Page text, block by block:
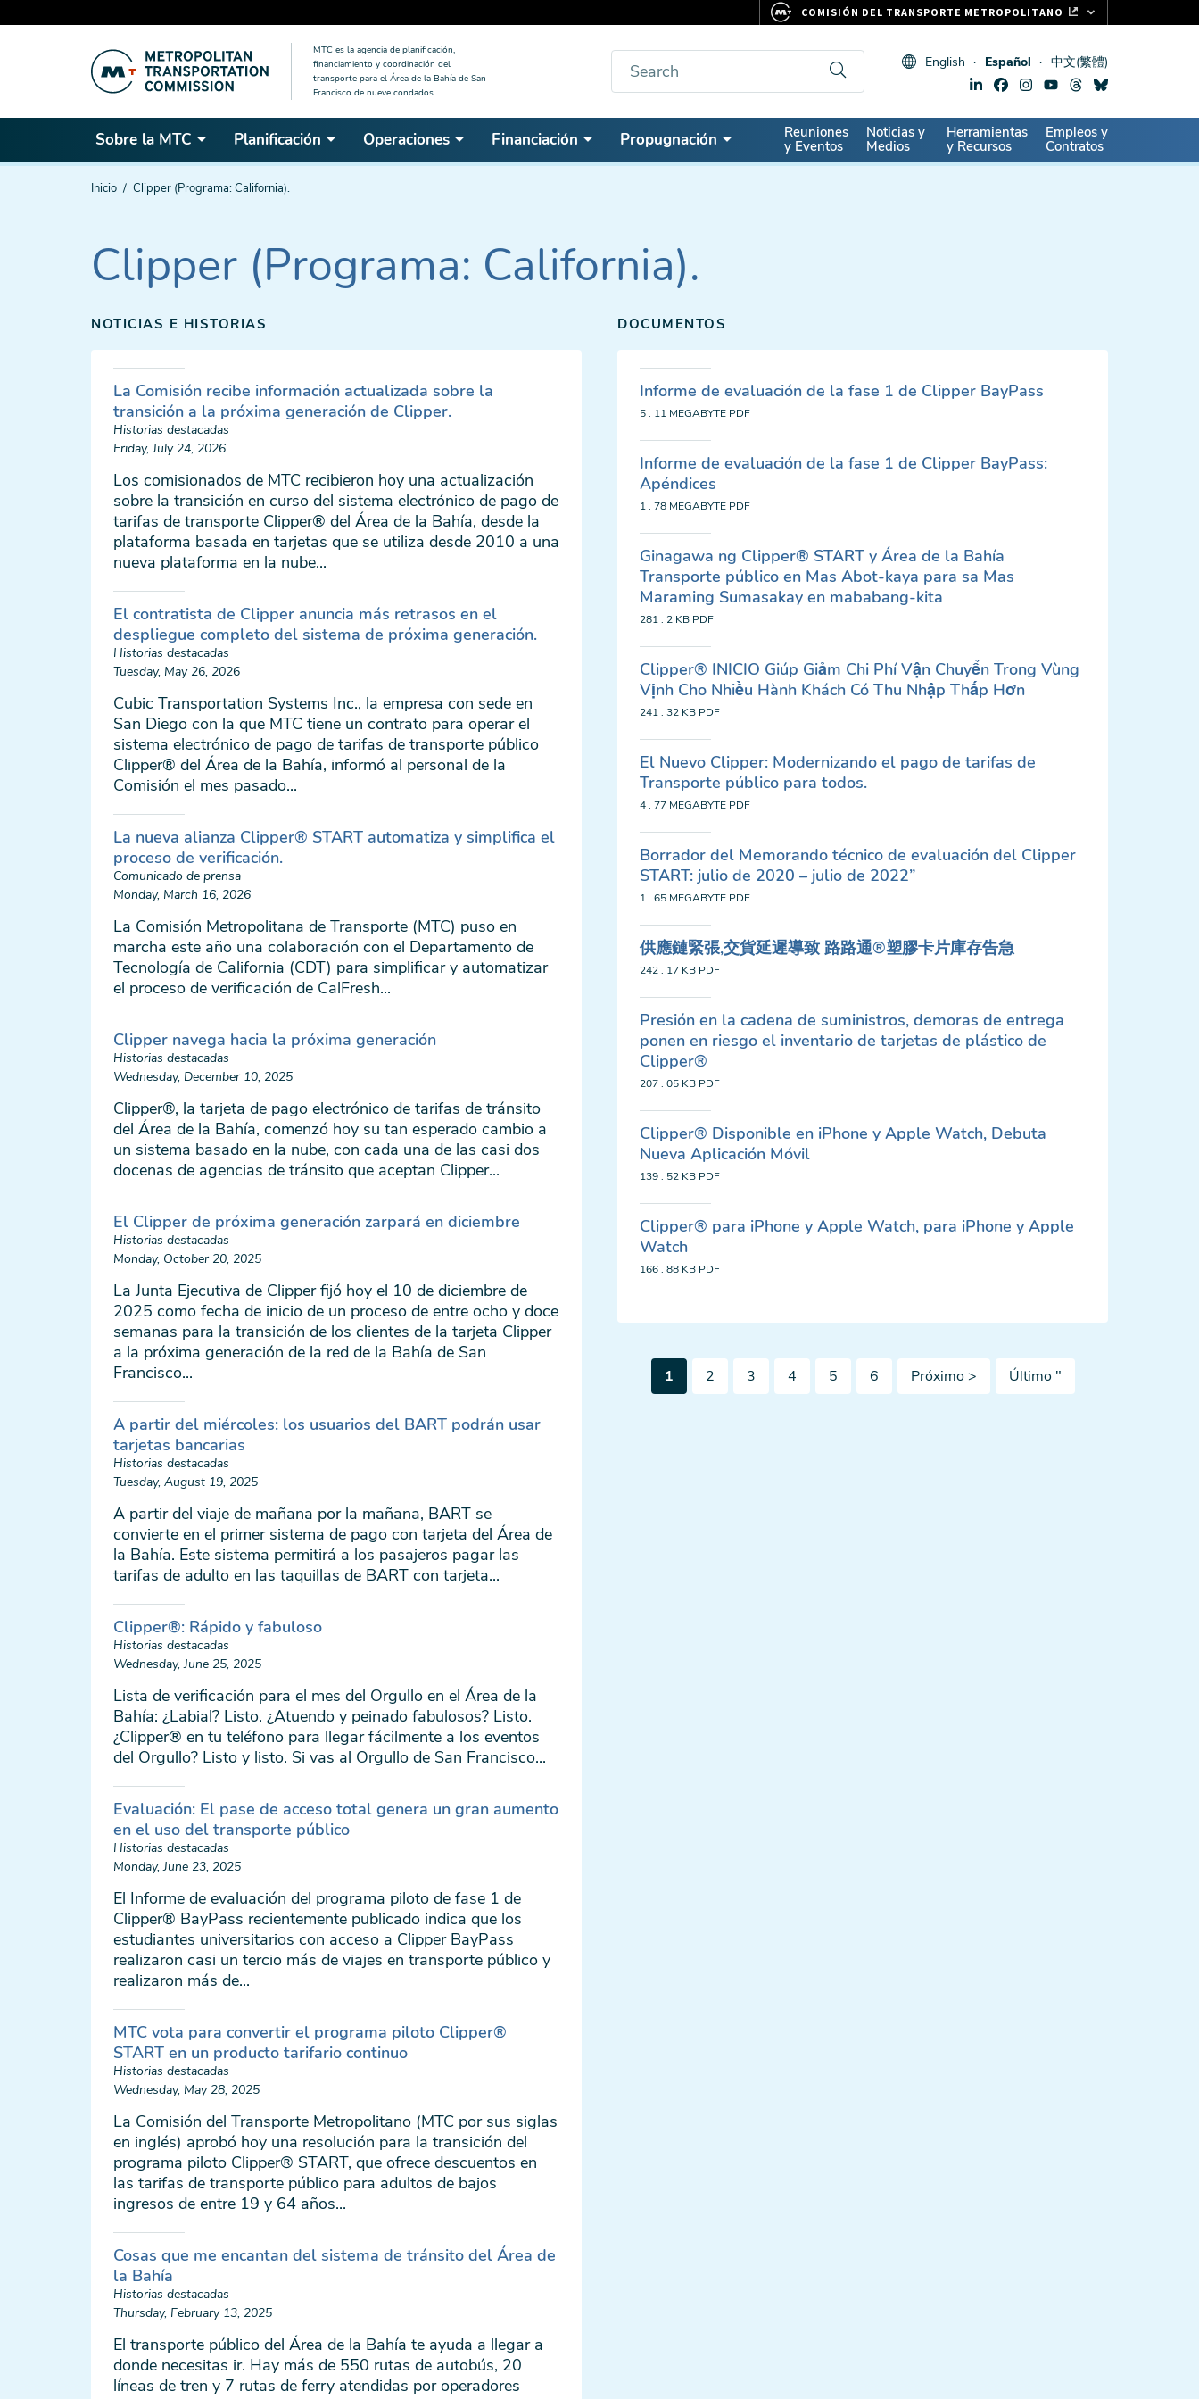
MTC es la agencia de planificación,
financiamiento y coordinación del
transporte para el Área de la Bahía de San
Francisco de nueve condados.
Buscar English Español 中文(繁體)
Sobre la MTC Planificación Operaciones Financiación Propugnación
Secondary
Nav
Reuniones
y Eventos
Noticias y
Medios
Herramientas
y Recursos
Empleos y
Contratos
Estás
Inicio Clipper (Programa: California).
Clipper (Programa: California).
NOTICIAS E HISTORIAS
La Comisión recibe información actualizada sobre la
transición a la próxima generación de Clipper.
Historias destacadas
Friday, July 24, 2026
Los comisionados de MTC recibieron hoy una actualización
sobre la transición en curso del sistema electrónico de pago de
tarifas de transporte Clipper® del Área de la Bahía, desde la
plataforma basada en tarjetas que se utiliza desde 2010 a una
nueva plataforma en la nube...
El contratista de Clipper anuncia más retrasos en el
despliegue completo del sistema de próxima generación.
Historias destacadas
Tuesday, May 26, 2026
Cubic Transportation Systems Inc., la empresa con sede en
San Diego con la que MTC tiene un contrato para operar el
sistema electrónico de pago de tarifas de transporte público
Clipper® del Área de la Bahía, informó al personal de la
Comisión el mes pasado...
La nueva alianza Clipper® START automatiza y simplifica el
proceso de verificación.
Comunicado de prensa
Monday, March 16, 2026
La Comisión Metropolitana de Transporte (MTC) puso en
marcha este año una colaboración con el Departamento de
Tecnología de California (CDT) para simplificar y automatizar
el proceso de verificación de CalFresh...
Clipper navega hacia la próxima generación
Historias destacadas
Wednesday, December 10, 2025
Clipper®, la tarjeta de pago electrónico de tarifas de tránsito
del Área de la Bahía, comenzó hoy su tan esperado cambio a
un sistema basado en la nube, con cada una de las casi dos
docenas de agencias de tránsito que aceptan Clipper...
El Clipper de próxima generación zarpará en diciembre
Historias destacadas
Monday, October 20, 2025
La Junta Ejecutiva de Clipper fijó hoy el 10 de diciembre de
2025 como fecha de inicio de un proceso de entre ocho y doce
semanas para la transición de los clientes de la tarjeta Clipper
a la próxima generación de la red de la Bahía de San
Francisco...
A partir del miércoles: los usuarios del BART podrán usar
tarjetas bancarias
Historias destacadas
Tuesday, August 19, 2025
A partir del viaje de mañana por la mañana, BART se
convierte en el primer sistema de pago con tarjeta del Área de
la Bahía. Este sistema permitirá a los pasajeros pagar las
tarifas de adulto en las taquillas de BART con tarjeta...
Clipper®: Rápido y fabuloso
Historias destacadas
Wednesday, June 25, 2025
Lista de verificación para el mes del Orgullo en el Área de la
Bahía: ¿Labial? Listo. ¿Atuendo y peinado fabulosos? Listo.
¿Clipper® en tu teléfono para llegar fácilmente a los eventos
del Orgullo? Listo y listo. Si vas al Orgullo de San Francisco...
Evaluación: El pase de acceso total genera un gran aumento
en el uso del transporte público
Historias destacadas
Monday, June 23, 2025
El Informe de evaluación del programa piloto de fase 1 de
Clipper® BayPass recientemente publicado indica que los
estudiantes universitarios con acceso a Clipper BayPass
realizaron casi un tercio más de viajes en transporte público y
realizaron más de...
MTC vota para convertir el programa piloto Clipper®
START en un producto tarifario continuo
Historias destacadas
Wednesday, May 28, 2025
La Comisión del Transporte Metropolitano (MTC por sus siglas
en inglés) aprobó hoy una resolución para la transición del
programa piloto Clipper® START, que ofrece descuentos en
las tarifas de transporte público para adultos de bajos
ingresos de entre 19 y 64 años...
Cosas que me encantan del sistema de tránsito del Área de
la Bahía
Historias destacadas
Thursday, February 13, 2025
El transporte público del Área de la Bahía te ayuda a llegar a
donde necesitas ir. Hay más de 550 rutas de autobús, 20
líneas de tren y 7 rutas de ferry atendidas por operadores
DOCUMENTOS
Informe de evaluación de la fase 1 de Clipper BayPass
5 . 11 MEGABYTE PDF
Informe de evaluación de la fase 1 de Clipper BayPass:
Apéndices
1 . 78 MEGABYTE PDF
Ginagawa ng Clipper® START y Área de la Bahía
Transporte público en Mas Abot-kaya para sa Mas
Maraming Sumasakay en mababang-kita
281 . 2 KB PDF
Clipper® INICIO Giúp Giảm Chi Phí Vận Chuyển Trong Vùng
Vịnh Cho Nhiều Hành Khách Có Thu Nhập Thấp Hơn
241 . 32 KB PDF
El Nuevo Clipper: Modernizando el pago de tarifas de
Transporte público para todos.
4 . 77 MEGABYTE PDF
Borrador del Memorando técnico de evaluación del Clipper
START: julio de 2020 – julio de 2022”
1 . 65 MEGABYTE PDF
供應鏈緊張,交貨延遲導致 路路通®塑膠卡片庫存告急
242 . 17 KB PDF
Presión en la cadena de suministros, demoras de entrega
ponen en riesgo el inventario de tarjetas de plástico de
Clipper®
207 . 05 KB PDF
Clipper® Disponible en iPhone y Apple Watch, Debuta
Nueva Aplicación Móvil
139 . 52 KB PDF
Clipper® para iPhone y Apple Watch, para iPhone y Apple
Watch
166 . 88 KB PDF
PaginationPágina
actual
1 Página
2 Página
3 Página
4 Página
5 Página
6
Siguiente
página
Próximo >
Última
página
Último "
COMISIÓN DEL TRANSPORTE METROPOLITANO
CLIPPER CARD
511.ORG